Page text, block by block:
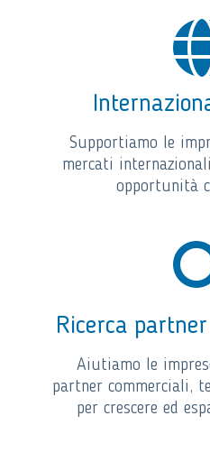
Supportiamo le
mercati
opportunità
Ricerca
Aiutiamo le
partner commerciali,
per crescere ed